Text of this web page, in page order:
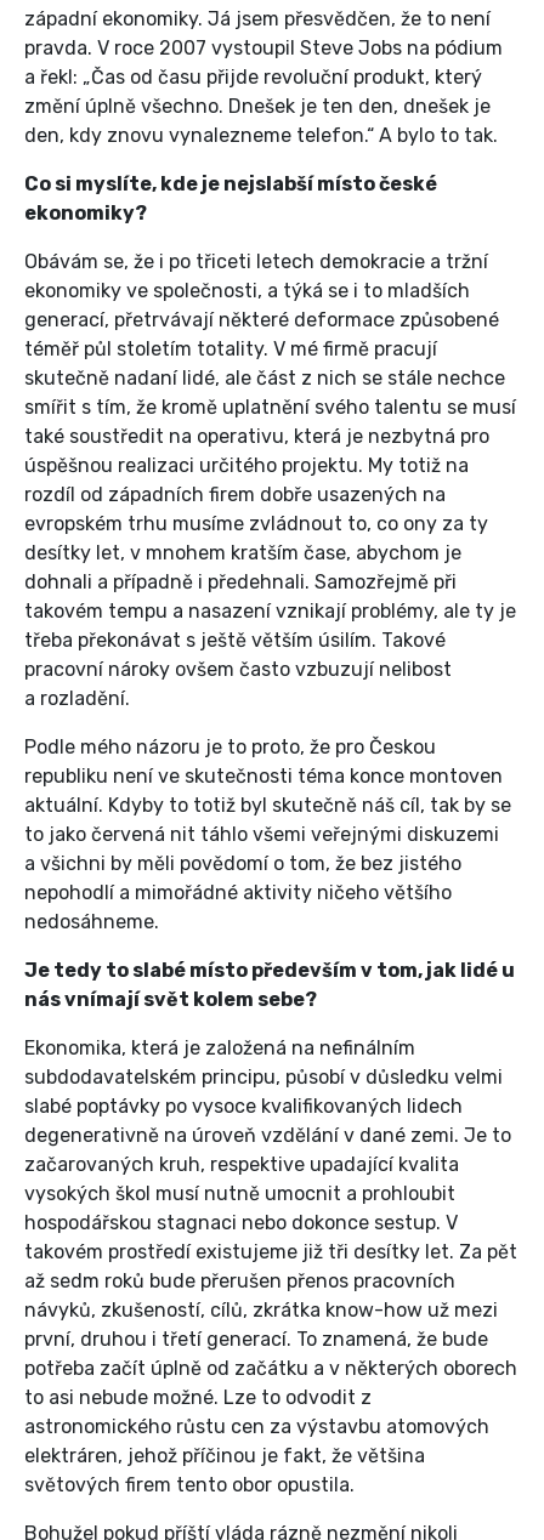
západní ekonomiky. Já jsem přesvědčen, že to není
pravda. V roce 2007 vystoupil Steve Jobs na pódium
a řekl: „Čas od času přijde revoluční produkt, který
změní úplně všechno. Dnešek je ten den, dnešek je
den, kdy znovu vynalezneme telefon.“ A bylo to tak.
Co si myslíte, kde je nejslabší místo české
ekonomiky?
Obávám se, že i po třiceti letech demokracie a tržní
ekonomiky ve společnosti, a týká se i to mladších
generací, přetrvávají některé deformace způsobené
téměř půl stoletím totality. V mé firmě pracují
skutečně nadaní lidé, ale část z nich se stále nechce
smířit s tím, že kromě uplatnění svého talentu se musí
také soustředit na operativu, která je nezbytná pro
úspěšnou realizaci určitého projektu. My totiž na
rozdíl od západních firem dobře usazených na
evropském trhu musíme zvládnout to, co ony za ty
desítky let, v mnohem kratším čase, abychom je
dohnali a případně i předehnali. Samozřejmě při
takovém tempu a nasazení vznikají problémy, ale ty je
třeba překonávat s ještě větším úsilím. Takové
pracovní nároky ovšem často vzbuzují nelibost
a rozladění.
Podle mého názoru je to proto, že pro Českou
republiku není ve skutečnosti téma konce montoven
aktuální. Kdyby to totiž byl skutečně náš cíl, tak by se
to jako červená nit táhlo všemi veřejnými diskuzemi
a všichni by měli povědomí o tom, že bez jistého
nepohodlí a mimořádné aktivity ničeho většího
nedosáhneme.
Je tedy to slabé místo především v tom, jak lidé u
nás vnímají svět kolem sebe?
Ekonomika, která je založená na nefinálním
subdodavatelském principu, působí v důsledku velmi
slabé poptávky po vysoce kvalifikovaných lidech
degenerativně na úroveň vzdělání v dané zemi. Je to
začarovaných kruh, respektive upadající kvalita
vysokých škol musí nutně umocnit a prohloubit
hospodářskou stagnaci nebo dokonce sestup. V
takovém prostředí existujeme již tři desítky let. Za pět
až sedm roků bude přerušen přenos pracovních
návyků, zkušeností, cílů, zkrátka know-how už mezi
první, druhou i třetí generací. To znamená, že bude
potřeba začít úplně od začátku a v některých oborech
to asi nebude možné. Lze to odvodit z
astronomického růstu cen za výstavbu atomových
elektráren, jehož příčinou je fakt, že většina
světových firem tento obor opustila.
Bohužel pokud příští vláda rázně nezmění nikoli